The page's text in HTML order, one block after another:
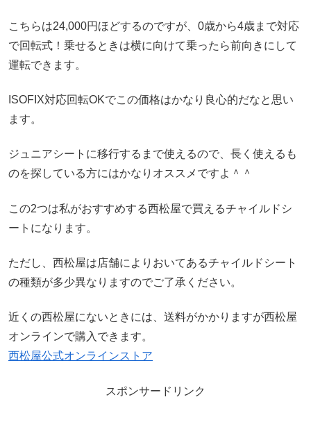
こちらは24,000円ほどするのですが、0歳から4歳まで対応
で回転式！乗せるときは横に向けて乗ったら前向きにして
運転できます。
ISOFIX対応回転OKでこの価格はかなり良心的だなと思い
ます。
ジュニアシートに移行するまで使えるので、長く使えるも
のを探している方にはかなりオススメですよ＾＾
この2つは私がおすすめする西松屋で買えるチャイルドシ
ートになります。
ただし、西松屋は店舗によりおいてあるチャイルドシート
の種類が多少異なりますのでご了承ください。
近くの西松屋にないときには、送料がかかりますが西松屋
オンラインで購入できます。
西松屋公式オンラインストア
スポンサードリンク